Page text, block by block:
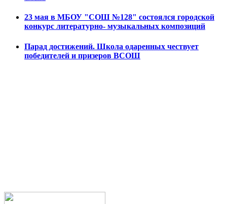
23 мая в МБОУ "СОШ №128" состоялся городской
конкурс литературно- музыкальных композиций
Парад достижений. Школа одаренных чествует
победителей и призеров ВСОШ